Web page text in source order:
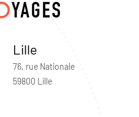
Lille
76, rue Nationale
59800 Lille